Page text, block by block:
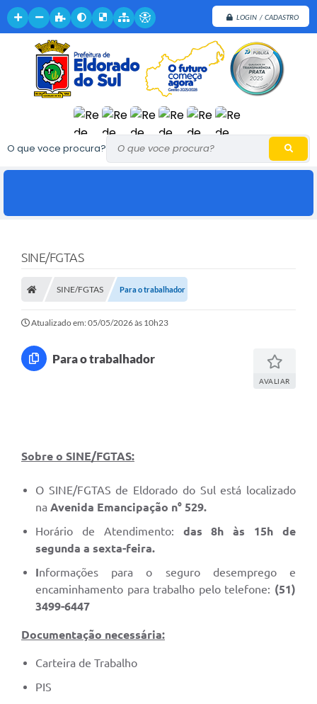
LOGIN / CADASTRO
O que voce procura?
SINE/FGTAS
SINE/FGTAS Para o trabalhador
Atualizado em: 05/05/2026 às 10h23
Para o trabalhador
AVALIAR
Sobre o SINE/FGTAS:
O SINE/FGTAS de Eldorado do Sul está localizado
na Avenida Emancipação n° 529.
Horário de Atendimento: das 8h às 15h de
segunda a sexta-feira.
Informações para o seguro desemprego e
encaminhamento para trabalho pelo telefone: (51)
3499-6447
Documentação necessária:
Carteira de Trabalho
PIS